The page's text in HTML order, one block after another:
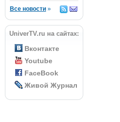
Все новости »
UniverTV.ru на сайтах:
Вконтакте
Youtube
FaceBook
Живой Журнал